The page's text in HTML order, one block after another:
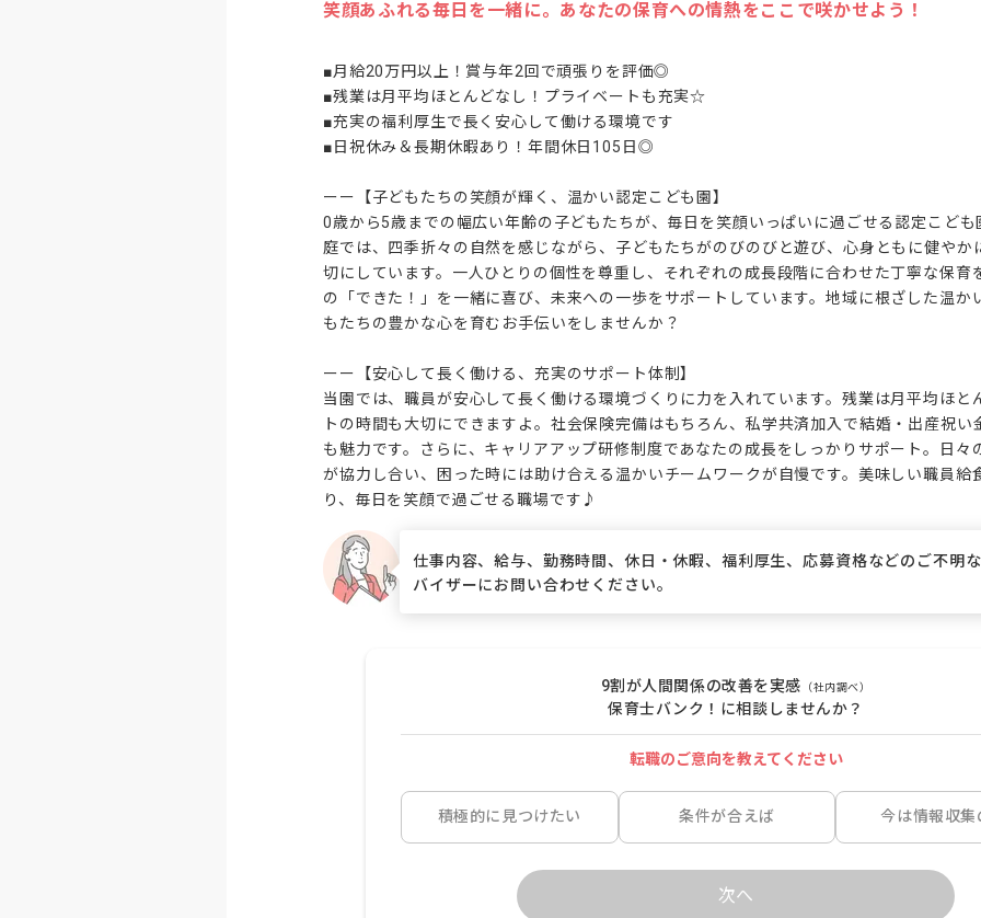
笑顔あふれる毎日を一緒に。あなたの保育への情熱をここで咲かせよう！
■月給20万円以上！賞与年2回で頑張りを評価◎
■残業は月平均ほとんどなし！プライベートも充実☆
■充実の福利厚生で長く安心して働ける環境です
■日祝休み＆長期休暇あり！年間休日105日◎
ーー【子どもたちの笑顔が輝く、温かい認定こども園】
0歳から5歳までの幅広い年齢の子どもたちが、毎日を笑顔いっぱいに過ごせる認定こど
庭では、四季折々の自然を感じながら、子どもたちがのびのびと遊び、心身ともに健やか
切にしています。一人ひとりの個性を尊重し、それぞれの成長段階に合わせた丁寧な保育
の「できた！」を一緒に喜び、未来への一歩をサポートしています。地域に根ざした温か
もたちの豊かな心を育むお手伝いをしませんか？
ーー【安心して長く働ける、充実のサポート体制】
当園では、職員が安心して長く働ける環境づくりに力を入れています。残業は月平均ほと
トの時間も大切にできますよ。社会保険完備はもちろん、私学共済加入で結婚・出産祝い
も魅力です。さらに、キャリアアップ研修制度であなたの成長をしっかりサポート。日々
が協力し合い、困った時には助け合える温かいチームワークが自慢です。美味しい職員給
り、毎日を笑顔で過ごせる職場です♪
仕事内容、給与、勤務時間、休日・休暇、福利厚生、応募資格などのご不明
バイザーにお問い合わせください。
9割が人間関係の改善を実感 （社内調べ）
保育士バンク！に相談しませんか？
転職のご意向を教えてください
積極的に見つけたい 条件が合えば 今は情報収集
次へ